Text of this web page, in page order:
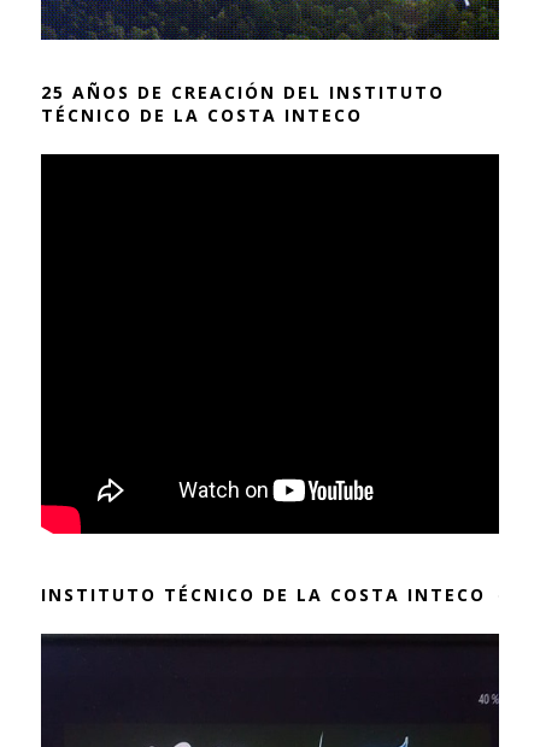
25 AÑOS DE CREACIÓN DEL INSTITUTO
TÉCNICO DE LA COSTA INTECO
INSTITUTO TÉCNICO DE LA COSTA INTECO